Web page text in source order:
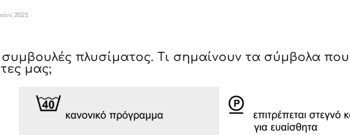
2021
πλυσίματος. Τι σημαίνουν τα σύμβολα
μας;